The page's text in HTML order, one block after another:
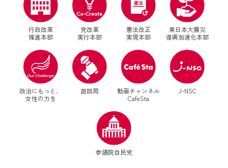
行政改革
推進本部
党改革
実行本部
憲法改正
実現本部
東日本大震災
復興加速化本部
政治にもっと、
女性の力を
別ウィンドウリンク
遊説局
別ウィンドウリンク
動画チャンネル
CafeSta
J-NSC
参議院自民党
別ウィンドウリンク